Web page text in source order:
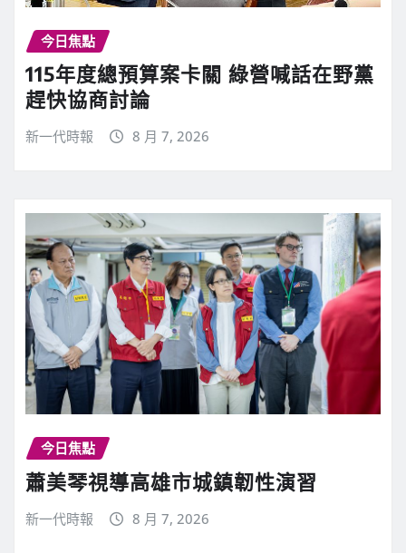
今日焦點
115年度總預算案卡關 綠營喊話在野黨
趕快協商討論
新一代時報 8 月 7, 2026
今日焦點
蕭美琴視導高雄市城鎮韌性演習
新一代時報 8 月 7, 2026